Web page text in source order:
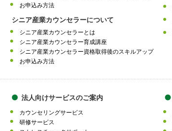
お申込み方法
シニア産業カウンセラーについて
シニア産業カウンセラーとは
シニア産業カウンセラー育成講座
シニア産業カウンセラー資格取得後のスキルアップ
お申込み方法
法人向けサービスのご案内
カウンセリングサービス
研修サービス